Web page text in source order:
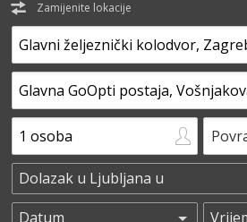
Zamijenite lokacije